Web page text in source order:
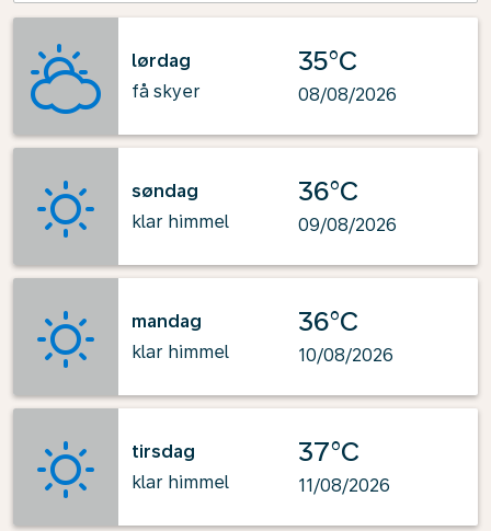
lørdag
få skyer
35°C
08/08/2026
søndag
klar himmel
36°C
09/08/2026
mandag
klar himmel
36°C
10/08/2026
tirsdag
klar himmel
37°C
11/08/2026